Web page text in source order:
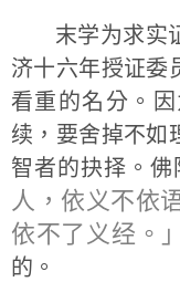
末学为求实
济十六年授证委
看重的名分。
续，要舍掉不如
智者的抉择。佛
人，依义不依
依不了义经。」
的。